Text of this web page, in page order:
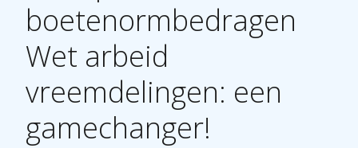
boetenormbedragen
Wet arbeid
vreemdelingen: een
gamechanger!